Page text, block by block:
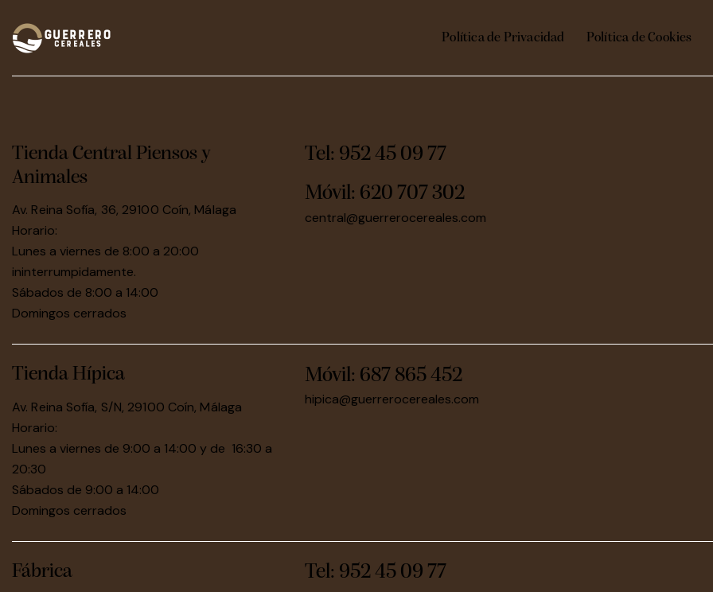
Política de Privacidad Política de Cookies
Tienda Central Piensos y
Animales
Av. Reina Sofía, 36, 29100 Coín, Málaga
Horario:
Lunes a viernes de 8:00 a 20:00
ininterrumpidamente.
Sábados de 8:00 a 14:00
Domingos cerrados
Tel: 952 45 09 77
Móvil: 620 707 302
central@guerrerocereales.com
Tienda Hípica
Av. Reina Sofía, S/N, 29100 Coín, Málaga
Horario:
Lunes a viernes de 9:00 a 14:00 y de 16:30 a
20:30
Sábados de 9:00 a 14:00
Domingos cerrados
Móvil: 687 865 452
hipica@guerrerocereales.com
Fábrica Tel: 952 45 09 77